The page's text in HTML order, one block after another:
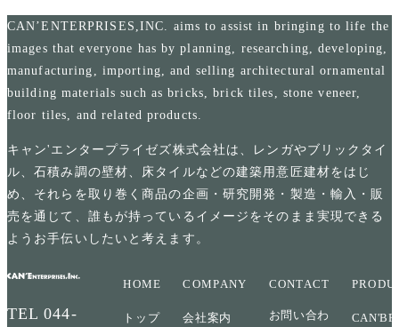
CAN’ENTERPRISES,INC. aims to assist in bringing to life the
images that everyone has by planning, researching, developing,
manufacturing, importing, and selling architectural ornamental
building materials such as bricks, brick tiles, stone veneer,
floor tiles, and related products.
キャン'エンタープライゼズ株式会社は、レンガやブリックタイ
ル、石積み調の壁材、床タイルなどの建築用意匠建材をはじ
め、それらを取り巻く商品の企画・研究開発・製造・輸入・販
売を通じて、誰もが持っているイメージをそのまま実現できる
ようお手伝いしたいと考えます。
TEL044-
HOME
トップ
COMPANY
会社案内
CONTACT
お問い合わ